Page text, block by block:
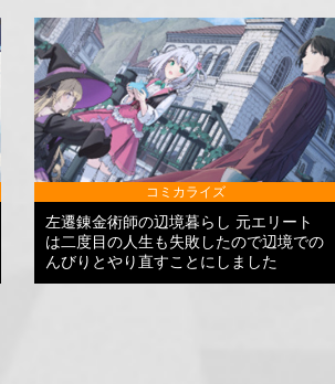
コミカライズ
左遷錬金術師の辺境暮らし 元エリート
は二度目の人生も失敗したので辺境での
んびりとやり直すことにしました